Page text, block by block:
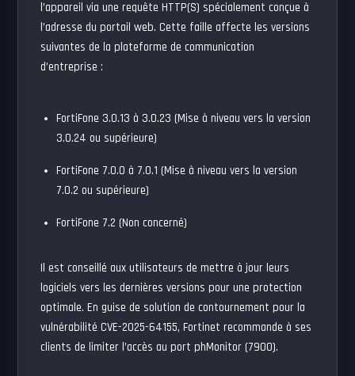
l’appareil via une requête HTTP(S) spécialement conçue à
l’adresse du portail web. Cette faille affecte les versions
suivantes de la plateforme de communication
d’entreprise :
FortiFone 3.0.13 à 3.0.23 (Mise à niveau vers la version
3.0.24 ou supérieure)
FortiFone 7.0.0 à 7.0.1 (Mise à niveau vers la version
7.0.2 ou supérieure)
FortiFone 7.2 (Non concerné)
Il est conseillé aux utilisateurs de mettre à jour leurs
logiciels vers les dernières versions pour une protection
optimale. En guise de solution de contournement pour la
vulnérabilité CVE-2025-64155, Fortinet recommande à ses
clients de limiter l’accès au port phMonitor (7900).